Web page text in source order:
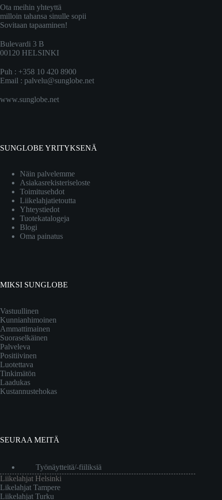
Ota meihin yhteyttä
milloin tahansa sinulle sopii
Sovitaan tapaaminen!
Bulevardi 3 B
00120 HELSINKI
Puh : +358 10 420 8900
Email : palvelu@sunglobe.net
www.sunglobe.net
SUNGLOBE YRITYKSENÄ
Näin palvelemme
Asiakasrekisteriseloste
Toimitusehdot
Liikelahjatietoutta
Yhteystiedot
Tuotekatalogeja
Blogi
Oma painatus
MIKSI SUNGLOBE
Vastuullinen
Kunnianhimoinen
Ammattimainen
Suoraselkäinen
Palveleva
Positiivinen
Luotettava
Tinkimätön
Laadukas
Kustannustehokas
SEURAA MEITÄ
Työnäytteitä/-fiiliksiä
Liikelahjat Helsinki
Likelahjat Tampere
Liikelahjat Turku